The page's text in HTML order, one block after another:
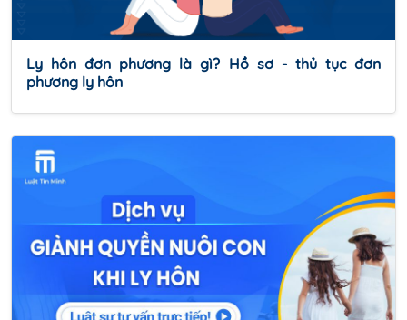
Ly hôn đơn phương là gì? Hồ sơ - thủ tục đơn
phương ly hôn